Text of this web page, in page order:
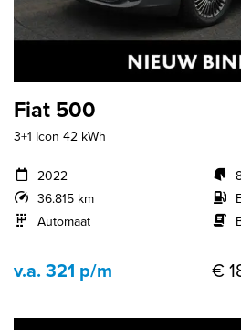
Fiat 500
3+1 Icon 42 kWh
2022
36.815 km
Automaat
v.a. 321 p/m €